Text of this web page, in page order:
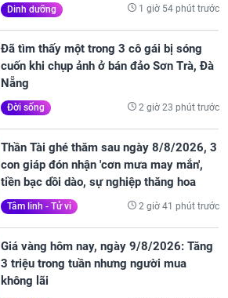
Dinh dưỡng 1 giờ 54 phút trước
Đã tìm thấy một trong 3 cô gái bị sóng
cuốn khi chụp ảnh ở bán đảo Sơn Trà, Đà
Nẵng
Đời sống 2 giờ 23 phút trước
Thần Tài ghé thăm sau ngày 8/8/2026, 3
con giáp đón nhận 'cơn mưa may mắn',
tiền bạc dồi dào, sự nghiệp thăng hoa
Tâm linh - Tử vi 2 giờ 41 phút trước
Giá vàng hôm nay, ngày 9/8/2026: Tăng
3 triệu trong tuần nhưng người mua
không lãi